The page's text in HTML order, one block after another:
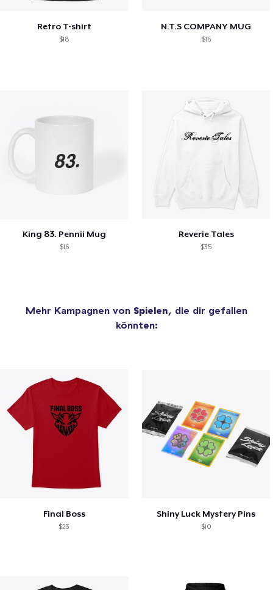
Retro T-shirt
$18
N.T.S COMPANY MUG
$16
King 83. Pennii Mug
$16
Reverie Tales
$35
Mehr Kampagnen von Spielen, die dir gefallen
könnten:
Final Boss
$23
Shiny Luck Mystery Pins
$10